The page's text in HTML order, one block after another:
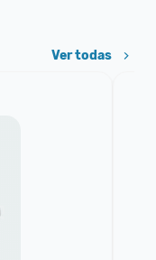
Ver todas